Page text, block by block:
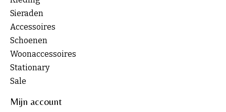
Sieraden
Accessoires
Schoenen
Woonaccessoires
Stationary
Sale
Mijn account